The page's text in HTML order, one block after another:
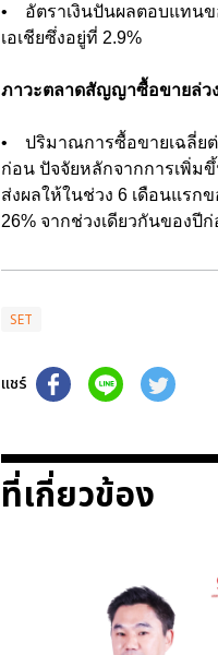
• อัตราเงินปันผลตอบแทนข
เอเชียซึ่งอยู่ที่ 2.9%
ภาวะตลาดสัญญาซื้อขายล่ว
• ปริมาณการซื้อขายเฉลี่ยต่
ก่อน ปัจจัยหลักจากการเพิ่มขึ้
ส่งผลให้ในช่วง 6 เดือนแรก
26% จากช่วงเดียวกันของปี
SET
แชร์
ที่เกี่ยวข้อง